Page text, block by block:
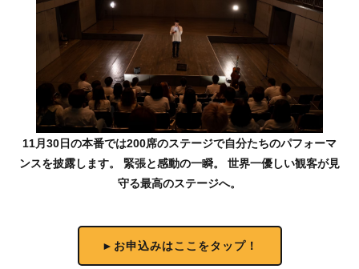
11月30日の本番では200席のステージで自分たちのパフォーマ
ンスを披露します。 緊張と感動の一瞬。 世界一優しい観客が見
守る最高のステージへ。
►お申込みはここをタップ！